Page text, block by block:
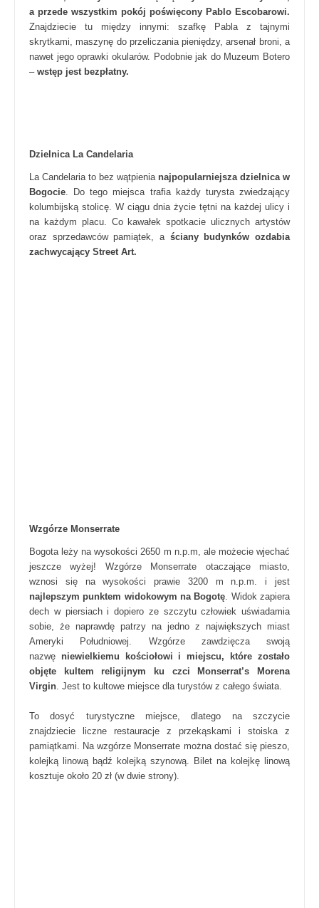
a przede wszystkim pokój poświęcony Pablo Escobarowi.
Znajdziecie tu między innymi: szafkę Pabla z tajnymi
skrytkami, maszynę do przeliczania pieniędzy, arsenał broni, a
nawet jego oprawki okularów. Podobnie jak do Muzeum Botero
– wstęp jest bezpłatny.
Dzielnica La Candelaria
La Candelaria to bez wątpienia najpopularniejsza dzielnica w
Bogocie. Do tego miejsca trafia każdy turysta zwiedzający
kolumbijską stolicę. W ciągu dnia życie tętni na każdej ulicy i
na każdym placu. Co kawałek spotkacie ulicznych artystów
oraz sprzedawców pamiątek, aściany budynków ozdabia
zachwycający Street Art.
Wzgórze Monserrate
Bogota leży na wysokości 2650 m n.p.m, ale możecie wjechać
jeszcze wyżej! Wzgórze Monserrate otaczające miasto,
wznosi się na wysokości prawie 3200 m n.p.m. i jest
najlepszym punktem widokowym na Bogotę. Widok zapiera
dech w piersiach i dopiero ze szczytu człowiek uświadamia
sobie, że naprawdę patrzy na jedno z największych miast
Ameryki Południowej. Wzgórze zawdzięcza swoją
nazwę niewielkiemu kościołowi i miejscu, które zostało
objęte kultem religijnym ku czci Monserrat’s Morena
Virgin. Jest to kultowe miejsce dla turystów z całego świata.
To dosyć turystyczne miejsce, dlatego na szczycie
znajdziecie liczne restauracje z przekąskami i stoiska z
pamiątkami. Na wzgórze Monserrate można dostać się pieszo,
kolejką linową bądź kolejką szynową. Bilet na kolejkę linową
kosztuje około 20 zł (w dwie strony).